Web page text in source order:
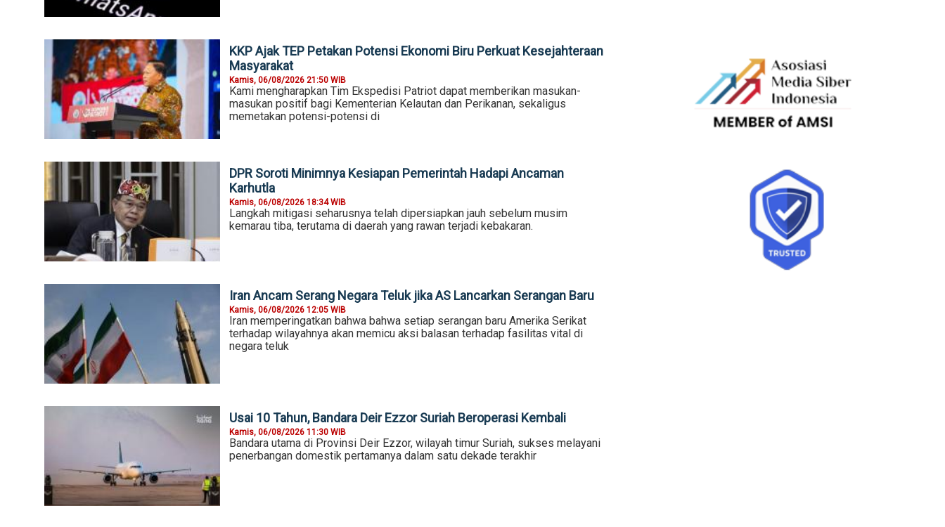
KKP Ajak TEP Petakan Potensi Ekonomi Biru Perkuat Kesejahteraan
Masyarakat
Kamis, 06/08/2026 21:50 WIB
Kami mengharapkan Tim Ekspedisi Patriot dapat memberikan masukan-
masukan positif bagi Kementerian Kelautan dan Perikanan, sekaligus
memetakan potensi-potensi di
DPR Soroti Minimnya Kesiapan Pemerintah Hadapi Ancaman
Karhutla
Kamis, 06/08/2026 18:34 WIB
Langkah mitigasi seharusnya telah dipersiapkan jauh sebelum musim
kemarau tiba, terutama di daerah yang rawan terjadi kebakaran.
Iran Ancam Serang Negara Teluk jika AS Lancarkan Serangan Baru
Kamis, 06/08/2026 12:05 WIB
Iran memperingatkan bahwa bahwa setiap serangan baru Amerika Serikat
terhadap wilayahnya akan memicu aksi balasan terhadap fasilitas vital di
negara teluk
Usai 10 Tahun, Bandara Deir Ezzor Suriah Beroperasi Kembali
Kamis, 06/08/2026 11:30 WIB
Bandara utama di Provinsi Deir Ezzor, wilayah timur Suriah, sukses melayani
penerbangan domestik pertamanya dalam satu dekade terakhir